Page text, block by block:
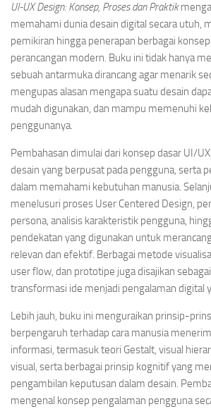
UI-UX Design: Konsep, Proses dan Praktik
memahami dunia desain digital secara utuh,
pemikiran hingga penerapan berbagai
perancangan modern. Buku ini tidak hanya
sebuah antarmuka dirancang agar menarik
mengupas alasan mengapa suatu desain
mudah digunakan, dan mampu memenuhi
penggunanya.
Pembahasan dimulai dari konsep dasar UI/
desain yang berpusat pada pengguna, serta
dalam memahami kebutuhan manusia.
menelusuri proses User Centered Design,
persona, analisis karakteristik pengguna,
pendekatan yang digunakan untuk
relevan dan efektif. Berbagai metode
user flow, dan prototipe juga disajikan
transformasi ide menjadi pengalaman digital
Lebih jauh, buku ini menguraikan prinsip-
berpengaruh terhadap cara manusia
informasi, termasuk teori Gestalt, visual
visual, serta berbagai prinsip kognitif yang
pengambilan keputusan dalam desain.
mengenal konsep pengalaman pengguna